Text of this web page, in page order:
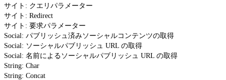
サイト: クエリパラメーター
サイト: Redirect
サイト: 要求パラメーター
Social: パブリッシュ済みソーシャルコンテンツの取得
Social: ソーシャルパブリッシュ URL の取得
Social: 名前によるソーシャルパブリッシュ URL の取得
String: Char
String: Concat